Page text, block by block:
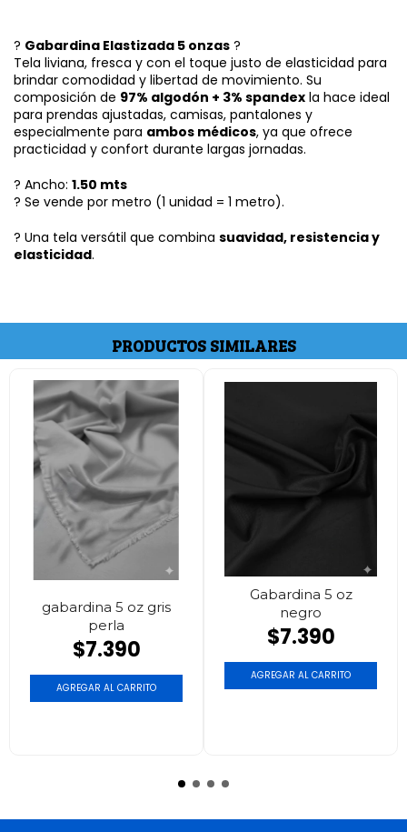
? Gabardina Elastizada 5 onzas ?
Tela liviana, fresca y con el toque justo de elasticidad para
brindar comodidad y libertad de movimiento. Su
composición de 97% algodón + 3% spandex la hace ideal
para prendas ajustadas, camisas, pantalones y
especialmente para ambos médicos, ya que ofrece
practicidad y confort durante largas jornadas.
? Ancho: 1.50 mts
? Se vende por metro (1 unidad = 1 metro).
? Una tela versátil que combina suavidad, resistencia y
elasticidad.
PRODUCTOS SIMILARES
gabardina 5 oz gris
perla
$7.390
Gabardina 5 oz
negro
$7.390